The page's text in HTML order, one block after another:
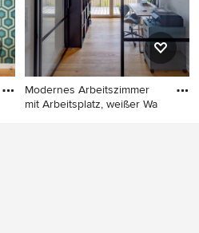
und braunem Boden in
Nantes
Modernes Arbeitszimmer
mit Arbeitsplatz, weißer Wa